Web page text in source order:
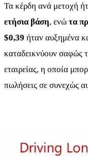
Τα κέρδη ανά μετοχή
ετήσια βάση, ενώ τα
$0,39 ήταν αυξημένα
καταδεικνύουν σαφώς
εταιρείας, η οποία
πωλήσεις σε συνεχώς